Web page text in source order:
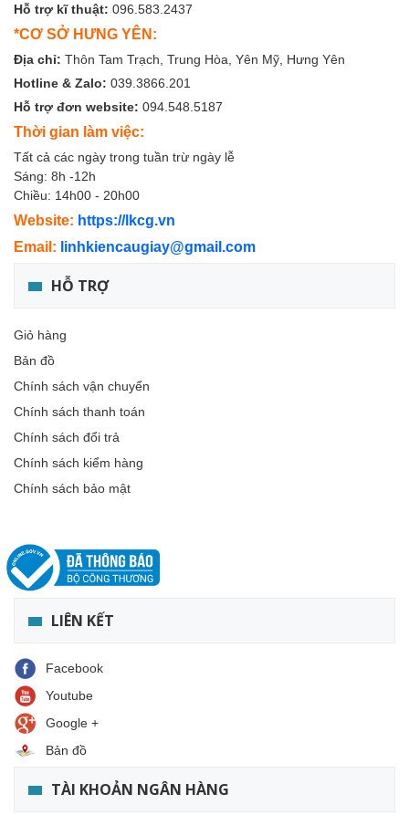
Hỗ trợ kĩ thuật: 096.583.2437
*CƠ SỞ HƯNG YÊN:
Địa chỉ: Thôn Tam Trạch, Trung Hòa, Yên Mỹ, Hưng Yên
Hotline & Zalo: 039.3866.201
Hỗ trợ đơn website: 094.548.5187
Thời gian làm việc:
Tất cả các ngày trong tuần trừ ngày lễ
Sáng: 8h -12h
Chiều: 14h00 - 20h00
Website: https://lkcg.vn
Email: linhkiencaugiay@gmail.com
HỖ TRỢ
Giỏ hàng
Bản đồ
Chính sách vận chuyển
Chính sách thanh toán
Chính sách đổi trả
Chính sách kiểm hàng
Chính sách bảo mật
LIÊN KẾT
Facebook
Youtube
Google +
Bản đồ
TÀI KHOẢN NGÂN HÀNG